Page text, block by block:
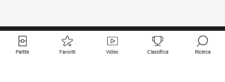
Partite Favoriti Video Classifica Ricerca